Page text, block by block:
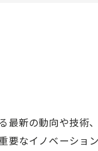
最新の動向や技術
要なイノベーショ